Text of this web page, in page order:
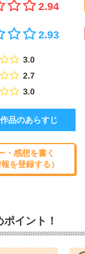
2.94
2.93
3.0
2.7
3.0
品のあらすじ
・感想を書く
報を登録する）
イント！